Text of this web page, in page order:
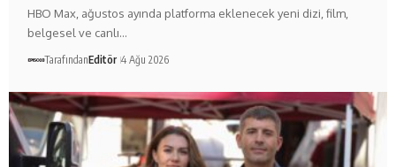
HBO Max, ağustos ayında platforma eklenecek yeni dizi, film,
belgesel ve canlı…
TarafındanEditör 4 Ağu 2026